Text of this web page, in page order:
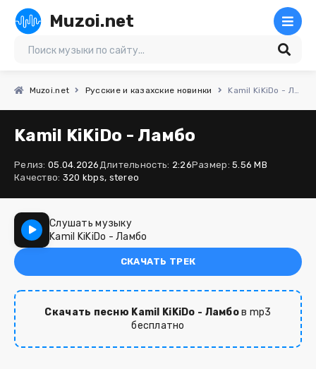
Muzoi.net
Muzoi.net Русские и казахские новинки Kamil KiKiDo - Ламбо
Kamil KiKiDo - Ламбо
Релиз: 05.04.2026Длительность: 2:26Размер: 5.56 MB
Качество: 320 kbps, stereo
Слушать музыку
Kamil KiKiDo - Ламбо
СКАЧАТЬ ТРЕК
Скачать песню Kamil KiKiDo - Ламбов mp3
бесплатно